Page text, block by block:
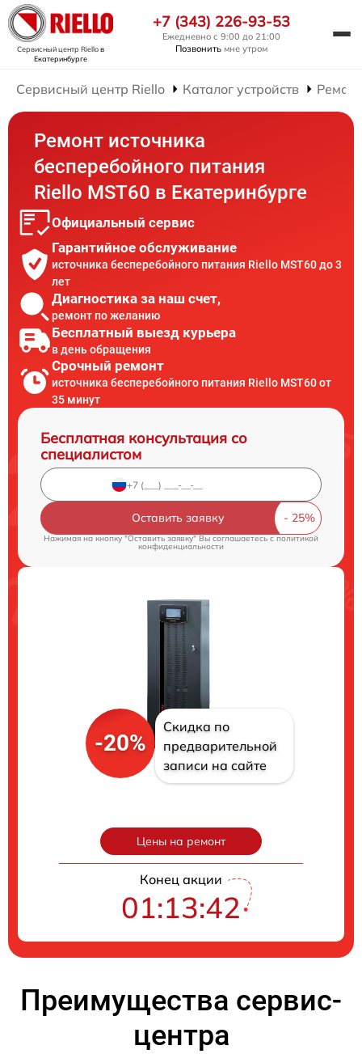
Сервисный центр Rielloв
Екатеринбурге
+7 (343) 226-93-53
Ежедневно с 9:00 до 21:00
Позвонить мне утром
Сервисный центр Riello Каталог устройств
Ремонт источника
бесперебойного питания
Riello MST60 в Екатеринбурге
Официальный сервис
Гарантийное обслуживание
источника бесперебойного питания Riello MST60 до 3
лет
Диагностика за наш счет,
ремонт по желанию
Бесплатный выезд курьера
в день обращения
Срочный ремонт
источника бесперебойного питания Riello MST60 от
35 минут
Бесплатная консультация со
специалистом
Оставить заявку
Нажимая на кнопку "Оставить заявку" Вы соглашаетесь c политикой
конфиденциальности
-20%
Скидка по
предварительной
записи на сайте
Цены на ремонт
Конец акции
01:13:41
Преимущества сервис-
центра